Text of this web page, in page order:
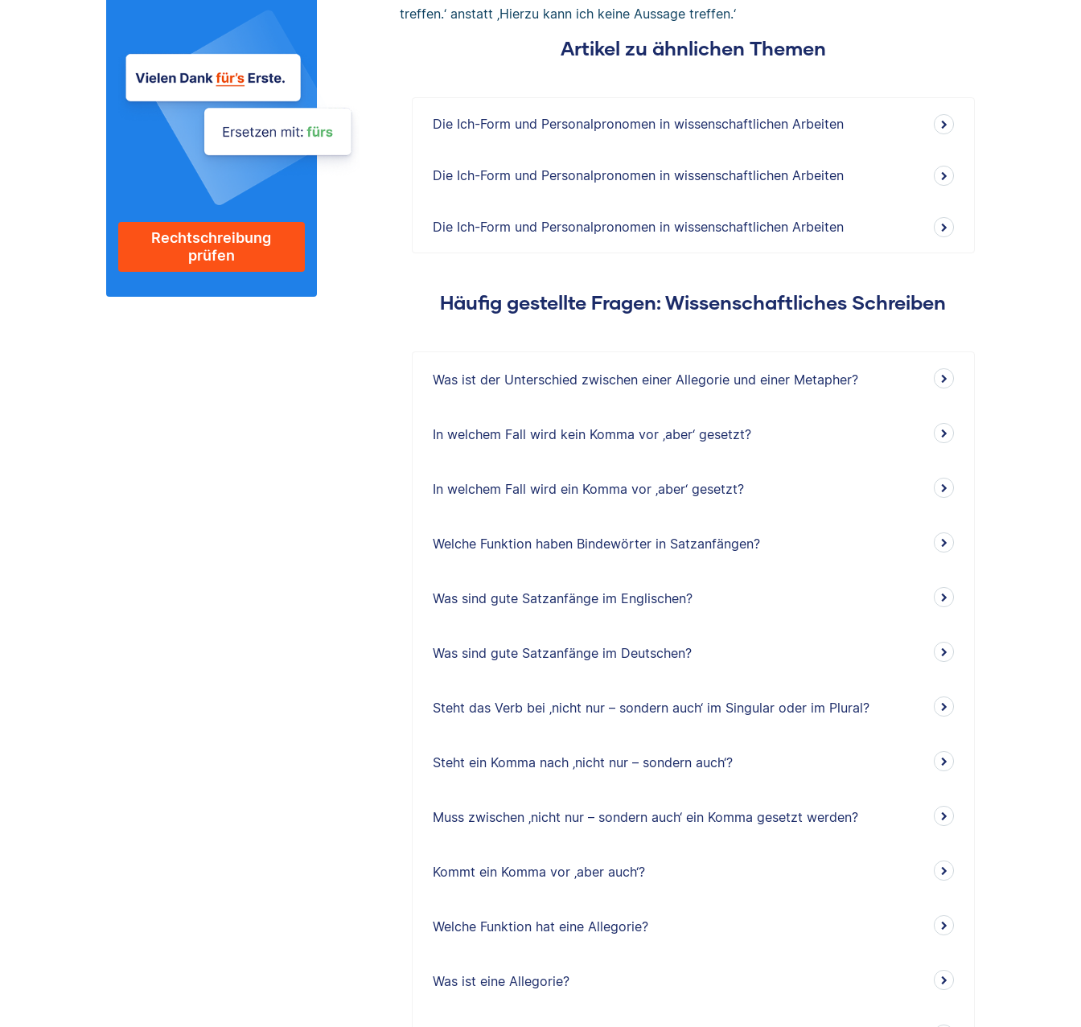
Rechtschreibung
prüfen
treffen.‘ anstatt ‚Hierzu kann ich keine Aussage treffen.‘
Artikel zu ähnlichen Themen
Die Ich-Form und Personalpronomen in wissenschaftlichen Arbeiten
Die Ich-Form und Personalpronomen in wissenschaftlichen Arbeiten
Die Ich-Form und Personalpronomen in wissenschaftlichen Arbeiten
Häufig gestellte Fragen: Wissenschaftliches Schreiben
Was ist der Unterschied zwischen einer Allegorie und einer Metapher?
In welchem Fall wird kein Komma vor ‚aber‘ gesetzt?
In welchem Fall wird ein Komma vor ‚aber‘ gesetzt?
Welche Funktion haben Bindewörter in Satzanfängen?
Was sind gute Satzanfänge im Englischen?
Was sind gute Satzanfänge im Deutschen?
Steht das Verb bei ‚nicht nur – sondern auch‘ im Singular oder im Plural?
Steht ein Komma nach ‚nicht nur – sondern auch‘?
Muss zwischen ‚nicht nur – sondern auch‘ ein Komma gesetzt werden?
Kommt ein Komma vor ‚aber auch‘?
Welche Funktion hat eine Allegorie?
Was ist eine Allegorie?